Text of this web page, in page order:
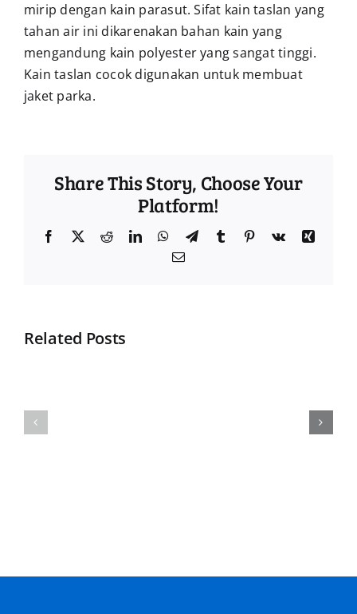
mirip dengan kain parasut. Sifat kain taslan yang
tahan air ini dikarenakan bahan kain yang
mengandung kain polyester yang sangat tinggi.
Kain taslan cocok digunakan untuk membuat
jaket parka.
Share This Story, Choose Your
Platform!
Facebook
TwitterRedditLinkedInWhatsApp
TelegramTumblr Pinterest
Vk
Xing
Email
Related Posts
Jaket